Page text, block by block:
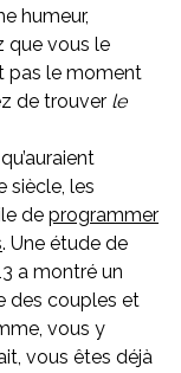
humeur,
que vous le
pas le moment
de trouver le
siècle, les
de programmer
. Une étude de
a montré un
des couples et
vous y
vous êtes déjà